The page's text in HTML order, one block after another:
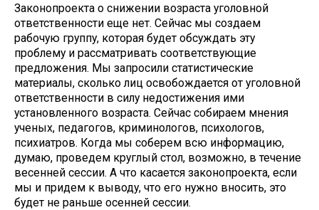
Законопроекта о снижении возраста уголовной
ответственности еще нет. Сейчас мы создаем
рабочую группу, которая будет обсуждать эту
проблему и рассматривать соответствующие
предложения. Мы запросили статистические
материалы, сколько лиц освобождается от уголовной
ответственности в силу недостижения ими
установленного возраста. Сейчас собираем мнения
ученых, педагогов, криминологов, психологов,
психиатров. Когда мы соберем всю информацию,
думаю, проведем круглый стол, возможно, в течение
весенней сессии. А что касается законопроекта, если
мы и придем к выводу, что его нужно вносить, это
будет не раньше осенней сессии.